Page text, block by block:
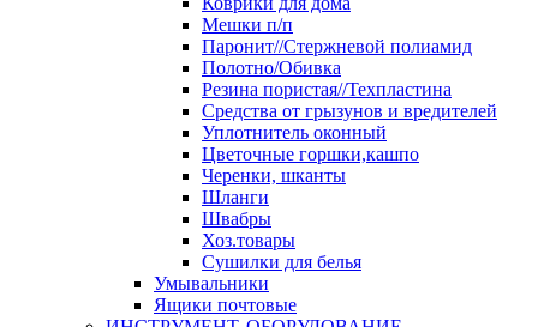
Мешки п/п
Паронит//Стержневой полиамид
Полотно/Обивка
Резина пористая//Техпластина
Средства от грызунов и вредителей
Уплотнитель оконный
Цветочные горшки,кашпо
Черенки, шканты
Шланги
Швабры
Хоз.товары
Сушилки для белья
Умывальники
Ящики почтовые